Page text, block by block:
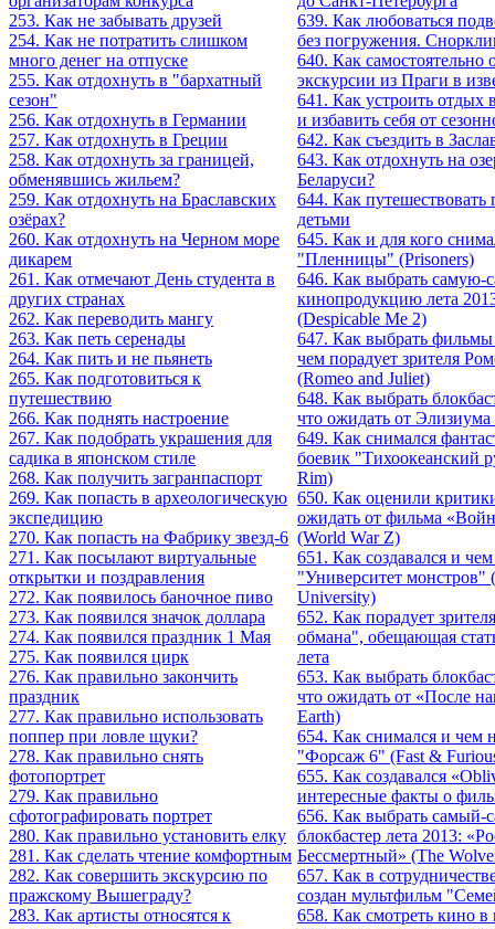
253. Как не забывать друзей
254. Как не потратить слишком
много денег на отпуске
255. Как отдохнуть в "бархатный
сезон"
256. Как отдохнуть в Германии
257. Как отдохнуть в Греции
258. Как отдохнуть за границей,
обменявшись жильем?
259. Как отдохнуть на Браславских
озёрах?
260. Как отдохнуть на Черном море
дикарем
261. Как отмечают День студента в
других странах
262. Как переводить мангу
263. Как петь серенады
264. Как пить и не пьянеть
265. Как подготовиться к
путешествию
266. Как поднять настроение
267. Как подобрать украшения для
садика в японском стиле
268. Как получить загранпаспорт
269. Как попасть в археологическую
экспедицию
270. Как попасть на Фабрику звезд-6
271. Как посылают виртуальные
открытки и поздравления
272. Как появилось баночное пиво
273. Как появился значок доллара
274. Как появился праздник 1 Мая
275. Как появился цирк
276. Как правильно закончить
праздник
277. Как правильно использовать
поппер при ловле щуки?
278. Как правильно снять
фотопортрет
279. Как правильно
сфотографировать портрет
280. Как правильно установить елку
281. Как сделать чтение комфортным
282. Как совершить экскурсию по
пражскому Вышеграду?
283. Как артисты относятся к
639. Как любоваться
без погружения.
640. Как самостоятельно
экскурсии из Праги в
641. Как устроить отдых
и избавить себя от
642. Как съездить в
643. Как отдохнуть на
Беларуси?
644. Как путешествовать
детьми
645. Как и для кого
"Пленницы" (Prisoners)
646. Как выбрать самую-
кинопродукцию лета
(Despicable Me 2)
647. Как выбрать фильмы
чем порадует зрителя
(Romeo and Juliet)
648. Как выбрать
что ожидать от
649. Как снимался
боевик "Тихоокеанский
Rim)
650. Как оценили
ожидать от фильма
(World War Z)
651. Как создавался и
"Университет монстров"
University)
652. Как порадует
обмана", обещающая
лета
653. Как выбрать
что ожидать от «После
Earth)
654. Как снимался и чем
"Форсаж 6" (Fast &
655. Как создавался
интересные факты о
656. Как выбрать самый-
блокбастер лета 2013:
Бессмертный» (The
657. Как в
создан мультфильм
658. Как смотреть кино в